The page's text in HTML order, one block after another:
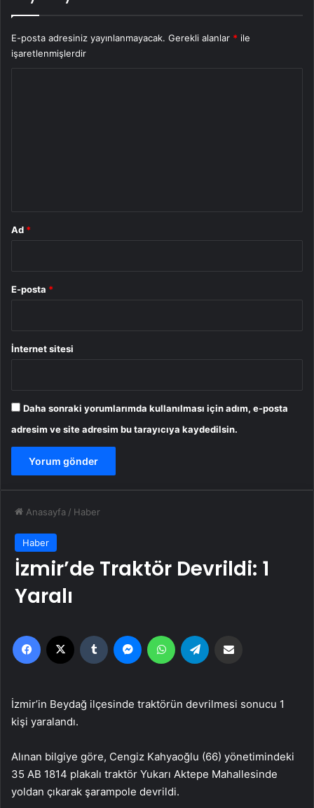
E-posta adresiniz yayınlanmayacak. Gerekli alanlar * ile
işaretlenmişlerdir
Ad *
E-posta *
İnternet sitesi
Daha sonraki yorumlarımda kullanılması için adım, e-posta
adresim ve site adresim bu tarayıcıya kaydedilsin.
Anasayfa / Haber
Haber
İzmir’de Traktör Devrildi: 1
Yaralı
Facebook Tumblr MessengerWhatsApp
İzmir’in Beydağ ilçesinde traktörün devrilmesi sonucu 1
kişi yaralandı.
Alınan bilgiye göre, Cengiz Kahyaoğlu (66) yönetimindeki
35 AB 1814 plakalı traktör Yukarı Aktepe Mahallesinde
yoldan çıkarak şarampole devrildi.